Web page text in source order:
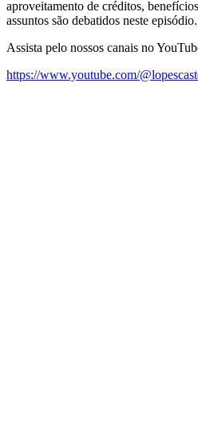
aproveitamento de créditos,
assuntos são debatidos neste episódio.
Assista pelo nossos canais no
https://www.youtube.com/